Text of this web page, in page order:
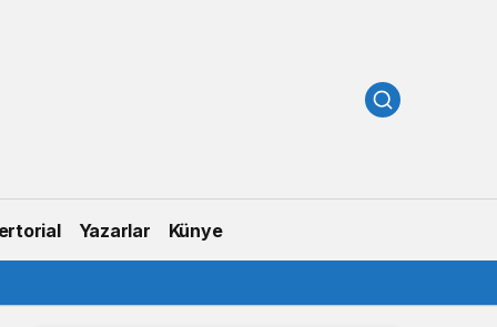
Yazarlar Künye